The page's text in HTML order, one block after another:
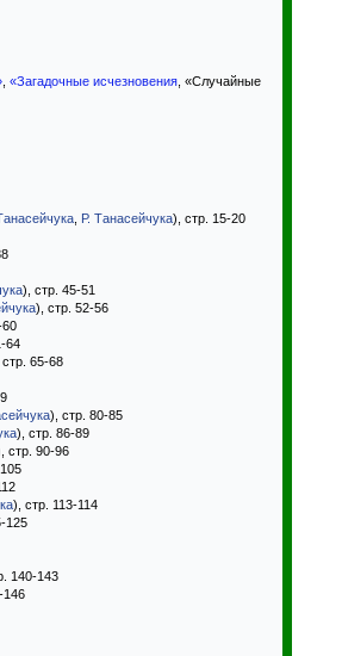
, «Загадочные исчезновения, «Случайные
Р. Танасейчука), стр. 15-20
), стр. 45-51
), стр. 52-56
60
64
65-68
), стр. 80-85
), стр. 86-89
стр. 90-96
), стр. 113-114
125
140-143
146